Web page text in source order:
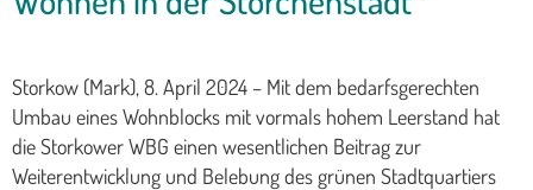
Storkow (Mark), 8. April 2024 – Mit dem bedarfsgerechten
Umbau eines Wohnblocks mit vormals hohem Leerstand hat
die Storkower WBG einen wesentlichen Beitrag zur
Weiterentwicklung und Belebung des grünen Stadtquartiers